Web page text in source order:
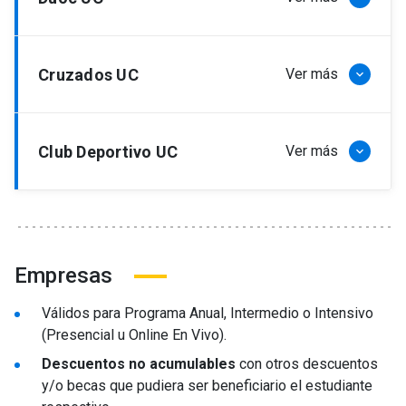
Beneficiarios: Funcionarios y sus hijos.
Certificado de Carga legal. *Descuento no
Descuento: 30% + matrícula gratis.
Beneficiarios: Funcionarios y sus hijos.
Cruzados UC Ver más keyboard_arrow_down
Descuento: 25% + matrícula gratis.
Beneficiarios: Funcionarios y sus hijos.
Club Deportivo UC Ver más keyboard_arrow_down
Funcionario o Socio Activo.
Empresas
Válidos para Programa Anual, Intermedio o Intensivo
(Presencial u Online En Vivo).
Descuentos no acumulables con otros descuentos
y/o becas que pudiera ser beneficiario el estudiante